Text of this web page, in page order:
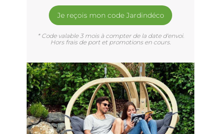
Je reçois mon code Jardindéco
* Code valable 3 mois à compter de la date d'envoi.
Hors frais de port et promotions en cours.